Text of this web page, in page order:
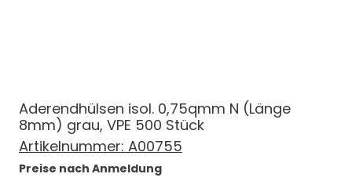
Aderendhülsen isol. 0,75qmm N (Länge
8mm) grau, VPE 500 Stück
Artikelnummer: A00755
Preise nach Anmeldung